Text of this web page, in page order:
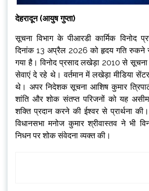
देहरादून (आयुष गुप्ता)
सूचना विभाग के पीआरडी कार्मिक विनोद
दिनांक 13 अप्रैल 2026 को हृदय गति रुकने
गया है। विनोद प्रसाद लखेड़ा 2010 से सूचना
सेवाएं दे रहे थे। वर्तमान में लखेड़ा मीडिया
थे। अपर निदेशक सूचना आशिष कुमार
शांति और शोक संतप्त परिजनों को यह
शक्ति प्रदान करने की ईश्वर से प्रार्थना की।
विधानसभा मनोज कुमार श्रीवास्तव ने भी
निधन पर शोक संवेदना व्यक्त की।